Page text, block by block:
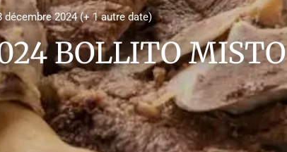
décembre 2024 (+ 1 autre date)
BOLLITO MISTO